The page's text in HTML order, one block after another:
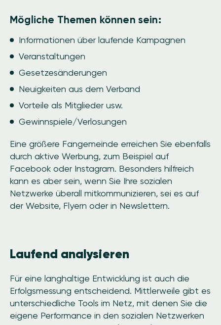
Mögliche Themen können sein:
Informationen über laufende Kampagnen
Veranstaltungen
Gesetzesänderungen
Neuigkeiten aus dem Verband
Vorteile als Mitglieder usw.
Gewinnspiele/Verlosungen
Eine größere Fangemeinde erreichen Sie ebenfalls
durch aktive Werbung, zum Beispiel auf
Facebook oder Instagram. Besonders hilfreich
kann es aber sein, wenn Sie Ihre sozialen
Netzwerke überall mitkommunizieren, sei es auf
der Website, Flyern oder in Newslettern.
Laufend analysieren
Für eine langhaltige Entwicklung ist auch die
Erfolgsmessung entscheidend. Mittlerweile gibt es
unterschiedliche Tools im Netz, mit denen Sie die
eigene Performance in den sozialen Netzwerken